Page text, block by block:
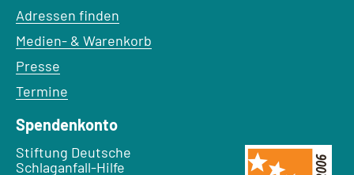
Adressen finden
Medien- & Warenkorb
Presse
Termine
Spendenkonto
Empfänger:
Stiftung Deutsche
Schlaganfall-Hilfe